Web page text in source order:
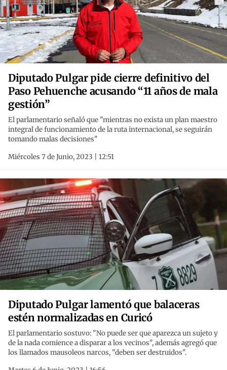
Diputado Pulgar pide cierre definitivo del
Paso Pehuenche acusando “11 años de mala
gestión”
El parlamentario señaló que "mientras no exista un plan maestro
integral de funcionamiento de la ruta internacional, se seguirán
tomando malas decisiones"
Miércoles 7 de Junio, 2023 | 12:51
Diputado Pulgar lamentó que balaceras
estén normalizadas en Curicó
El parlamentario sostuvo: "No puede ser que aparezca un sujeto y
de la nada comience a disparar a los vecinos", además agregó que
los llamados mausoleos narcos, "deben ser destruidos".